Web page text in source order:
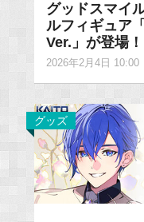
グッドスマイ
ルフィギュア
Ver.」が登場！
2026年2月4日 10:00
グッズ